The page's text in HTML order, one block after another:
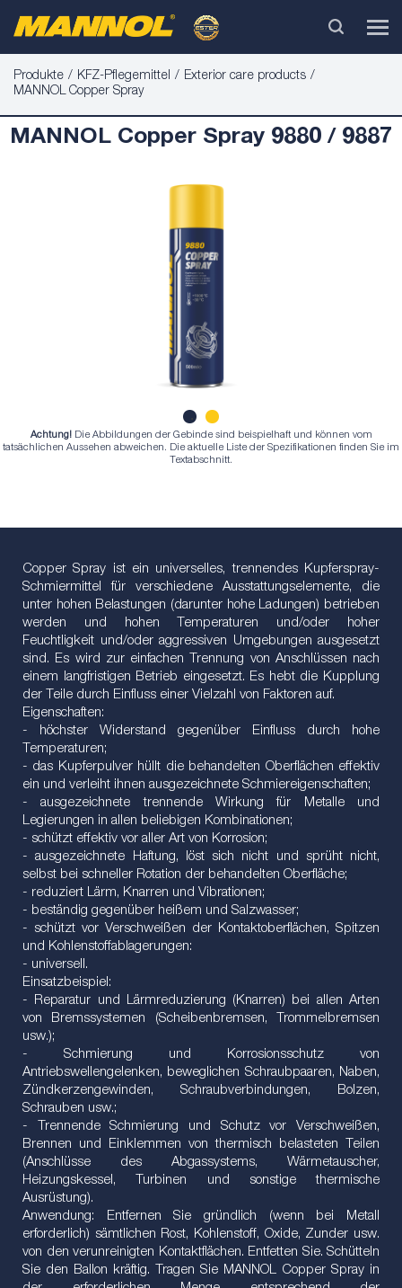
Produkte KFZ-Pflegemittel
Exterior care products
MANNOL Copper Spray
MANNOL Copper Spray 9880 / 9887
1 2
Achtung! Die Abbildungen der Gebinde sind beispielhaft und können vom
tatsächlichen Aussehen abweichen. Die aktuelle Liste der Spezifikationen finden Sie im
Textabschnitt.
Copper Spray ist ein universelles, trennendes Kupferspray-
Schmiermittel für verschiedene Ausstattungselemente, die
unter hohen Belastungen (darunter hohe Ladungen) betrieben
werden und hohen Temperaturen und/oder hoher
Feuchtligkeit und/oder aggressiven Umgebungen ausgesetzt
sind. Es wird zur einfachen Trennung von Anschlüssen nach
einem langfristigen Betrieb eingesetzt. Es hebt die Kupplung
der Teile durch Einfluss einer Vielzahl von Faktoren auf.
Eigenschaften:
- höchster Widerstand gegenüber Einfluss durch hohe
Temperaturen;
- das Kupferpulver hüllt die behandelten Oberflächen effektiv
ein und verleiht ihnen ausgezeichnete Schmiereigenschaften;
- ausgezeichnete trennende Wirkung für Metalle und
Legierungen in allen beliebigen Kombinationen;
- schützt effektiv vor aller Art von Korrosion;
- ausgezeichnete Haftung, löst sich nicht und sprüht nicht,
selbst bei schneller Rotation der behandelten Oberfläche;
- reduziert Lärm, Knarren und Vibrationen;
- beständig gegenüber heißem und Salzwasser;
- schützt vor Verschweißen der Kontaktoberflächen, Spitzen
und Kohlenstoffablagerungen:
- universell.
Einsatzbeispiel:
- Reparatur und Lärmreduzierung (Knarren) bei allen Arten
von Bremssystemen (Scheibenbremsen, Trommelbremsen
usw.);
- Schmierung und Korrosionsschutz von
Antriebswellengelenken, beweglichen Schraubpaaren, Naben,
Zündkerzengewinden, Schraubverbindungen, Bolzen,
Schrauben usw.;
- Trennende Schmierung und Schutz vor Verschweißen,
Brennen und Einklemmen von thermisch belasteten Teilen
(Anschlüsse des Abgassystems, Wärmetauscher,
Heizungskessel, Turbinen und sonstige thermische
Ausrüstung).
Anwendung: Entfernen Sie gründlich (wenn bei Metall
erforderlich) sämtlichen Rost, Kohlenstoff, Oxide, Zunder usw.
von den verunreinigten Kontaktflächen. Entfetten Sie. Schütteln
Sie den Ballon kräftig. Tragen Sie MANNOL Copper Spray in